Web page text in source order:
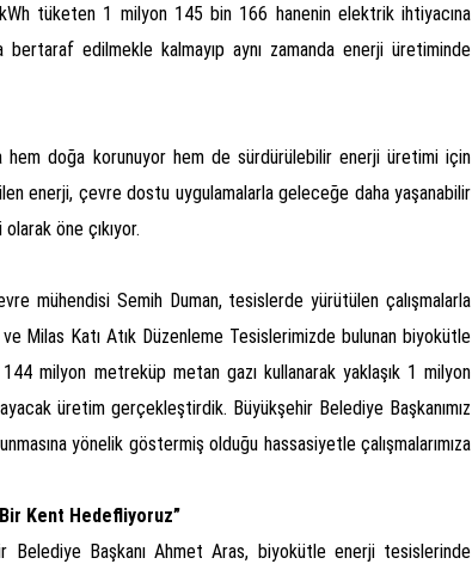
tüketen 1 milyon 145 bin 166 hanenin elektrik ihtiyacına
edilmekle kalmayıp aynı zamanda enerji üretiminde
hem doğa korunuyor hem de sürdürülebilir enerji üretimi için
enerji, çevre dostu uygulamalarla geleceğe daha yaşanabilir
öne çıkıyor.
mühendisi Semih Duman, tesislerde yürütülen çalışmalarla
Milas Katı Atık Düzenleme Tesislerimizde bulunan biyokütle
milyon metreküp metan gazı kullanarak yaklaşık 1 milyon
üretim gerçekleştirdik. Büyükşehir Belediye Başkanımız
yönelik göstermiş olduğu hassasiyetle çalışmalarımıza
Kent Hedefliyoruz”
Belediye Başkanı Ahmet Aras, biyokütle enerji tesislerinde